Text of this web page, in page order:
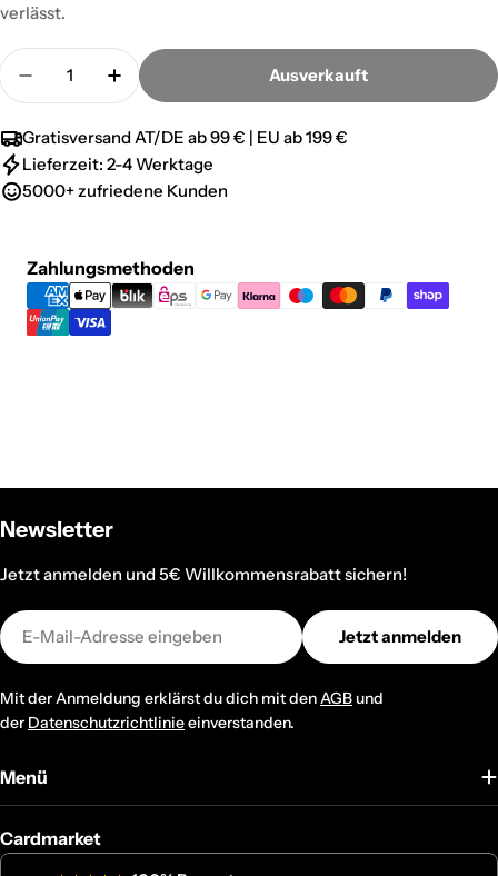
verlässt.
Menge
Menge für Paläozoischer Canadia - Common
Menge für Paläozoischer Canadia -
Ausverkauft
Gratisversand AT/DE ab 99 € | EU ab 199 €
Lieferzeit: 2-4 Werktage
5000+ zufriedene Kunden
Zahlungsmethoden
Zahlungsmethoden
Newsletter
Jetzt anmelden und 5€ Willkommensrabatt sichern!
E-
Mail
Jetzt anmelden
Mit der Anmeldung erklärst du dich mit denAGB und
der Datenschutzrichtlinieeinverstanden.
Menü
Cardmarket